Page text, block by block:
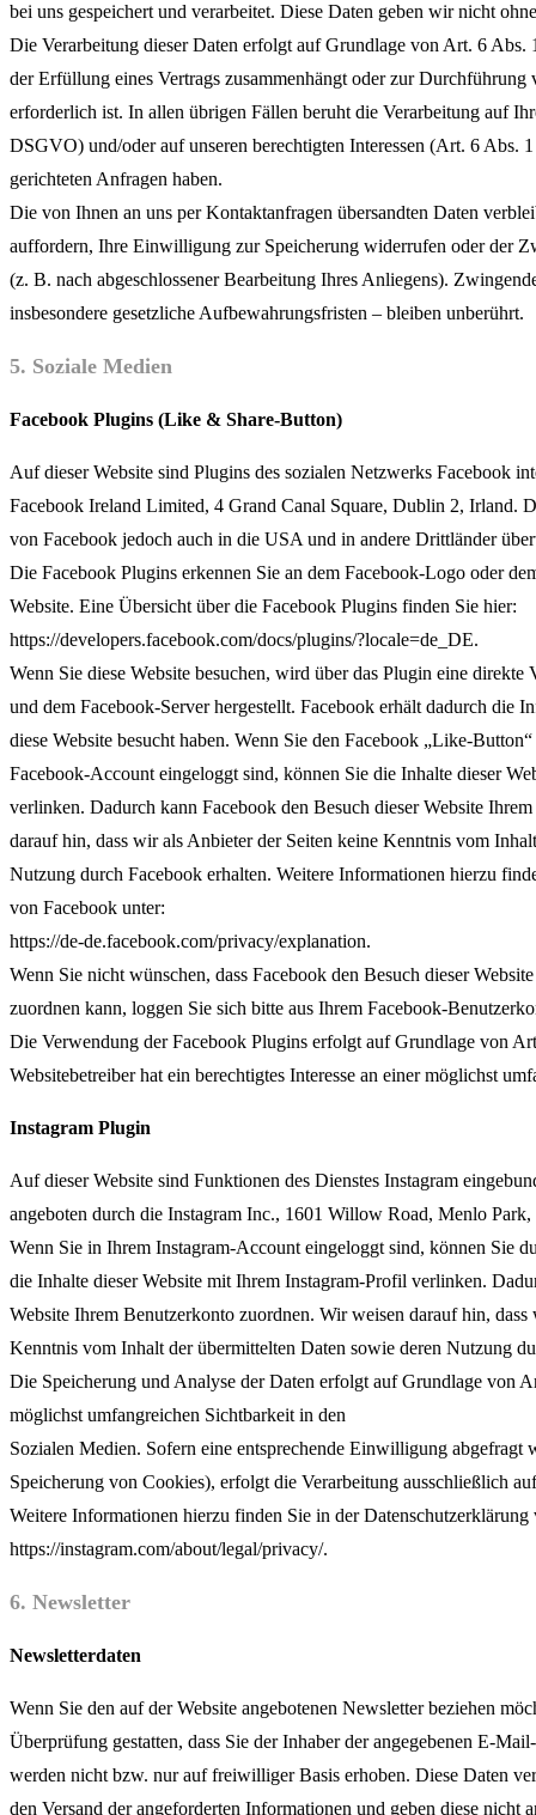
bei uns gespeichert und verarbeitet. Diese Daten geben wir nicht
Die Verarbeitung dieser Daten erfolgt auf Grundlage von Art. 6
der Erfüllung eines Vertrags zusammenhängt oder zur
erforderlich ist. In allen übrigen Fällen beruht die Verarbeitung auf
DSGVO) und/oder auf unseren berechtigten Interessen (Art. 6 Abs.
gerichteten Anfragen haben.
Die von Ihnen an uns per Kontaktanfragen übersandten Daten
auffordern, Ihre Einwilligung zur Speicherung widerrufen oder der
(z. B. nach abgeschlossener Bearbeitung Ihres Anliegens).
insbesondere gesetzliche Aufbewahrungsfristen – bleiben unberührt.
5. Soziale Medien
Facebook Plugins (Like & Share-Button)
Auf dieser Website sind Plugins des sozialen Netzwerks Facebook
Facebook Ireland Limited, 4 Grand Canal Square, Dublin 2, Irland.
von Facebook jedoch auch in die USA und in andere Drittländer
Die Facebook Plugins erkennen Sie an dem Facebook-Logo oder
Website. Eine Übersicht über die Facebook Plugins finden Sie hier:
https://developers.facebook.com/docs/plugins/?locale=de_DE.
Wenn Sie diese Website besuchen, wird über das Plugin eine
und dem Facebook-Server hergestellt. Facebook erhält dadurch die
diese Website besucht haben. Wenn Sie den Facebook „Like-
Facebook-Account eingeloggt sind, können Sie die Inhalte dieser
verlinken. Dadurch kann Facebook den Besuch dieser Website
darauf hin, dass wir als Anbieter der Seiten keine Kenntnis vom
Nutzung durch Facebook erhalten. Weitere Informationen hierzu
von Facebook unter:
https://de-de.facebook.com/privacy/explanation.
Wenn Sie nicht wünschen, dass Facebook den Besuch dieser
zuordnen kann, loggen Sie sich bitte aus Ihrem Facebook-
Die Verwendung der Facebook Plugins erfolgt auf Grundlage von
Websitebetreiber hat ein berechtigtes Interesse an einer möglichst
Instagram Plugin
Auf dieser Website sind Funktionen des Dienstes Instagram
angeboten durch die Instagram Inc., 1601 Willow Road, Menlo
Wenn Sie in Ihrem Instagram-Account eingeloggt sind, können Sie
die Inhalte dieser Website mit Ihrem Instagram-Profil verlinken.
Website Ihrem Benutzerkonto zuordnen. Wir weisen darauf hin,
Kenntnis vom Inhalt der übermittelten Daten sowie deren Nutzung
Die Speicherung und Analyse der Daten erfolgt auf Grundlage von
möglichst umfangreichen Sichtbarkeit in den
Sozialen Medien. Sofern eine entsprechende Einwilligung
Speicherung von Cookies), erfolgt die Verarbeitung ausschließlich
Weitere Informationen hierzu finden Sie in der Datenschutzerklärung
https://instagram.com/about/legal/privacy/.
6. Newsletter
Newsletterdaten
Wenn Sie den auf der Website angebotenen Newsletter beziehen
Überprüfung gestatten, dass Sie der Inhaber der angegebenen E-
werden nicht bzw. nur auf freiwilliger Basis erhoben. Diese Daten
den Versand der angeforderten Informationen und geben diese nicht